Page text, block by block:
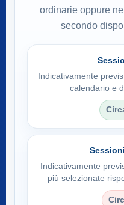
ordinarie oppure
secondo
Indicativamente
calendario e
Indicativamente
più selezionate